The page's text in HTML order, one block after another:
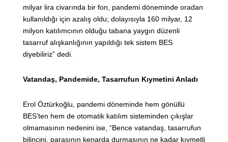
milyar lira civarında bir fon, pandemi döneminde oradan
kullanıldığı için azalış oldu; dolayısıyla 160 milyar, 12
milyon katılımcının olduğu tabana yaygın düzenli
tasarruf alışkanlığının yapıldığı tek sistem BES
diyebiliriz” dedi.
Vatandaş, Pandemide, Tasarrufun Kıymetini Anladı
Erol Öztürkoğlu, pandemi döneminde hem gönüllü
BES’ten hem de otomatik katılım sisteminden çıkışlar
olmamasının nedenini ise, “Bence vatandaş, tasarrufun
bilincini, parasının kenarda durmasının ne kadar kıymetli